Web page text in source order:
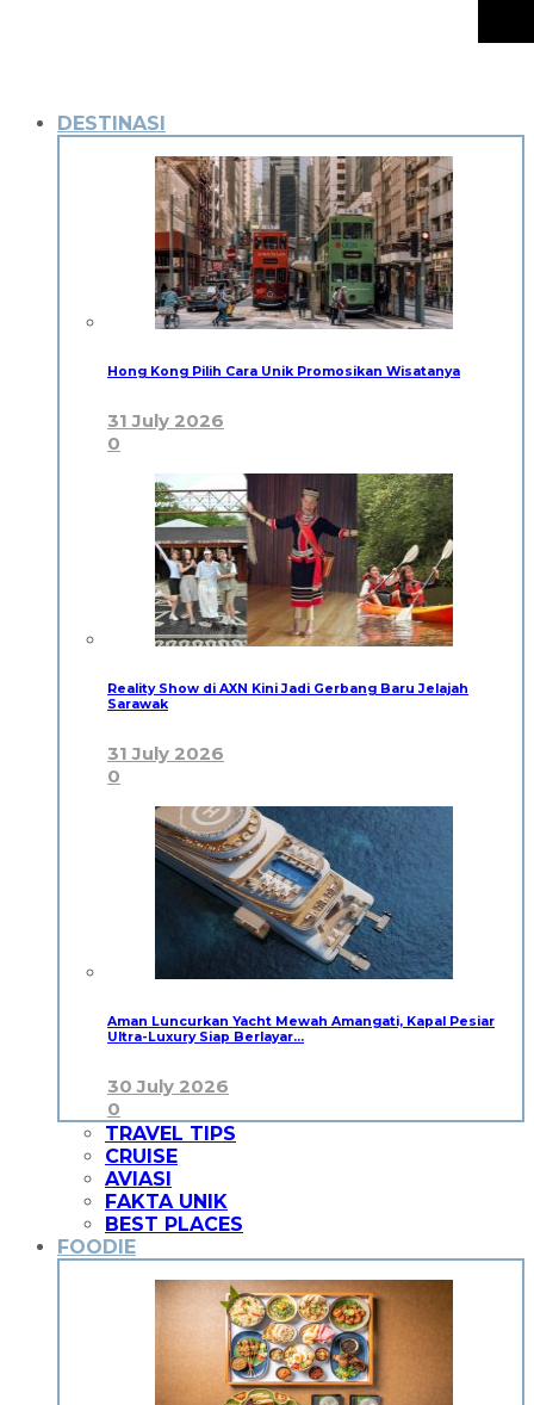
DESTINASI
Hong Kong Pilih Cara Unik Promosikan Wisatanya
31 July 2026
0
Reality Show di AXN Kini Jadi Gerbang Baru Jelajah
Sarawak
31 July 2026
0
Aman Luncurkan Yacht Mewah Amangati, Kapal Pesiar
Ultra-Luxury Siap Berlayar…
30 July 2026
0
TRAVEL TIPS
CRUISE
AVIASI
FAKTA UNIK
BEST PLACES
FOODIE